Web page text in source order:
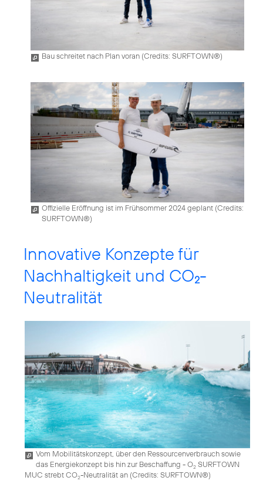
Bau schreitet nach Plan voran (Credits: SURFTOWN®)
Offizielle Eröffnung ist im Frühsommer 2024 geplant (Credits:
SURFTOWN®)
Innovative Konzepte für
Nachhaltigkeit und CO2-
Neutralität
Vom Mobilitätskonzept, über den Ressourcenverbrauch sowie
das Energiekonzept bis hin zur Beschaffung - O2 SURFTOWN
MUC strebt CO2-Neutralität an (Credits: SURFTOWN®)